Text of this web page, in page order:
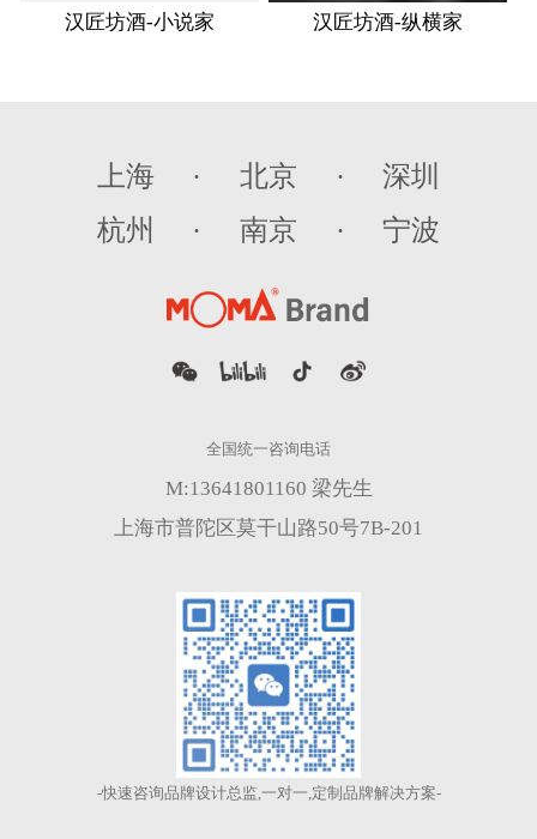
汉匠坊酒-小说家 汉匠坊酒-纵横家
上海 · 北京 ·
深圳
杭州
· 南京 · 宁波
M:13641801160 梁先生
上海市普陀区莫干山路50号7B-201
-快速咨询品牌设计总监,一对一,定制品牌解决方案-